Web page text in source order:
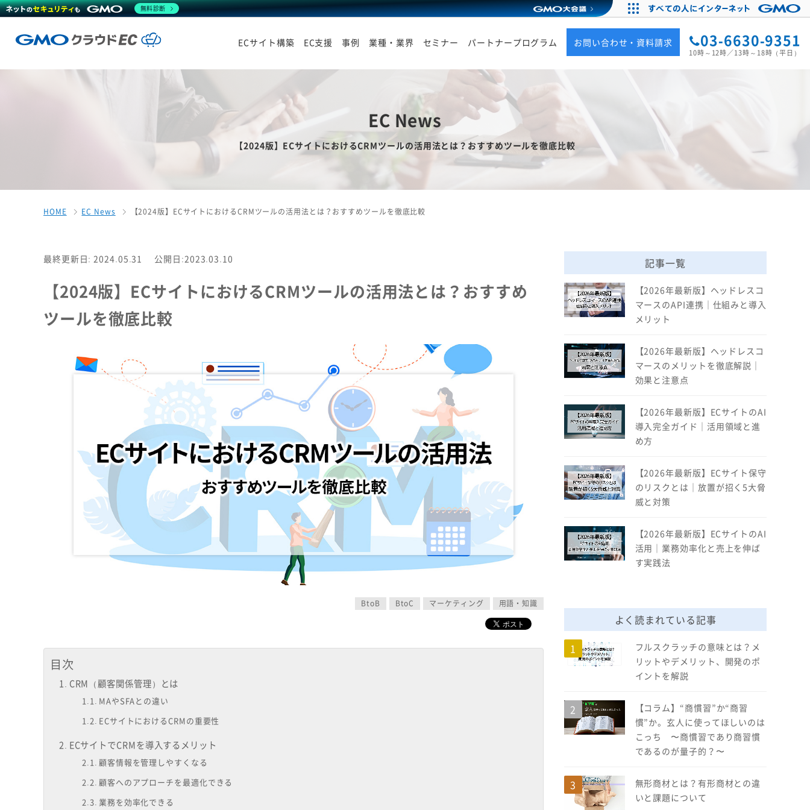
ECサイト構築 EC支援 事例 業種・業界 セミナー パートナープログラム お問い合わせ・資料請求 03-6630-9351
10時～12時／13時～18時（平日）
EC News
【2024版】ECサイトにおけるCRMツールの活用法とは？おすすめツールを徹底比較
HOME EC News 【2024版】ECサイトにおけるCRMツールの活用法とは？おすすめツールを徹底比較
最終更新日: 2024.05.31 公開日:2023.03.10
【2024版】ECサイトにおけるCRMツールの活用法とは？おすすめ
ツールを徹底比較
BtoB BtoC マーケティング 用語・知識
目次
CRM（顧客関係管理）とは
MAやSFAとの違い
ECサイトにおけるCRMの重要性
ECサイトでCRMを導入するメリット
顧客情報を管理しやすくなる
顧客へのアプローチを最適化できる
業務を効率化できる
記事一覧
【2026年最新版】ヘッドレスコ
マースのAPI連携｜仕組みと導入
メリット
【2026年最新版】ヘッドレスコ
マースのメリットを徹底解説｜
効果と注意点
【2026年最新版】ECサイトのAI
導入完全ガイド｜活用領域と進
め方
【2026年最新版】ECサイト保守
のリスクとは｜放置が招く5大脅
威と対策
【2026年最新版】ECサイトのAI
活用｜業務効率化と売上を伸ば
す実践法
よく読まれている記事
フルスクラッチの意味とは？メ
リットやデメリット、開発のポ
イントを解説
【コラム】“商慣習”か“商習
慣”か。玄人に使ってほしいのは
こっち 〜商慣習であり商習慣
であるのが量子的？〜
無形商材とは？有形商材との違
いと課題について
無料診断